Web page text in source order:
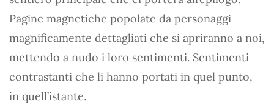
Pagine magnetiche popolate da personaggi
magnificamente dettagliati che si apriranno a noi,
mettendo a nudo i loro sentimenti. Sentimenti
contrastanti che li hanno portati in quel punto,
in quell’istante.